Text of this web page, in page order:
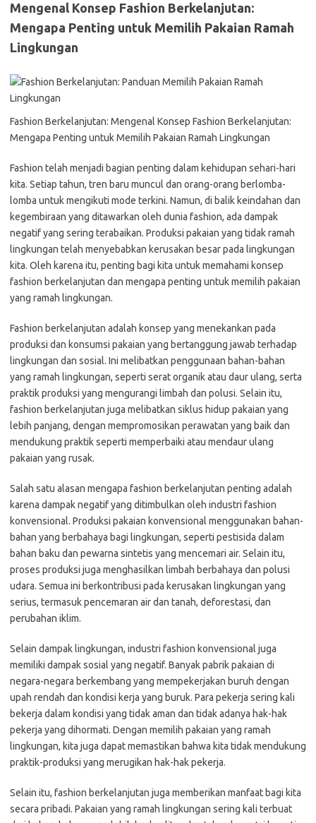
Mengenal Konsep Fashion Berkelanjutan:
Mengapa Penting untuk Memilih Pakaian Ramah
Lingkungan
Fashion Berkelanjutan: Mengenal Konsep Fashion Berkelanjutan:
Mengapa Penting untuk Memilih Pakaian Ramah Lingkungan
Fashion telah menjadi bagian penting dalam kehidupan sehari-hari
kita. Setiap tahun, tren baru muncul dan orang-orang berlomba-
lomba untuk mengikuti mode terkini. Namun, di balik keindahan dan
kegembiraan yang ditawarkan oleh dunia fashion, ada dampak
negatif yang sering terabaikan. Produksi pakaian yang tidak ramah
lingkungan telah menyebabkan kerusakan besar pada lingkungan
kita. Oleh karena itu, penting bagi kita untuk memahami konsep
fashion berkelanjutan dan mengapa penting untuk memilih pakaian
yang ramah lingkungan.
Fashion berkelanjutan adalah konsep yang menekankan pada
produksi dan konsumsi pakaian yang bertanggung jawab terhadap
lingkungan dan sosial. Ini melibatkan penggunaan bahan-bahan
yang ramah lingkungan, seperti serat organik atau daur ulang, serta
praktik produksi yang mengurangi limbah dan polusi. Selain itu,
fashion berkelanjutan juga melibatkan siklus hidup pakaian yang
lebih panjang, dengan mempromosikan perawatan yang baik dan
mendukung praktik seperti memperbaiki atau mendaur ulang
pakaian yang rusak.
Salah satu alasan mengapa fashion berkelanjutan penting adalah
karena dampak negatif yang ditimbulkan oleh industri fashion
konvensional. Produksi pakaian konvensional menggunakan bahan-
bahan yang berbahaya bagi lingkungan, seperti pestisida dalam
bahan baku dan pewarna sintetis yang mencemari air. Selain itu,
proses produksi juga menghasilkan limbah berbahaya dan polusi
udara. Semua ini berkontribusi pada kerusakan lingkungan yang
serius, termasuk pencemaran air dan tanah, deforestasi, dan
perubahan iklim.
Selain dampak lingkungan, industri fashion konvensional juga
memiliki dampak sosial yang negatif. Banyak pabrik pakaian di
negara-negara berkembang yang mempekerjakan buruh dengan
upah rendah dan kondisi kerja yang buruk. Para pekerja sering kali
bekerja dalam kondisi yang tidak aman dan tidak adanya hak-hak
pekerja yang dihormati. Dengan memilih pakaian yang ramah
lingkungan, kita juga dapat memastikan bahwa kita tidak mendukung
praktik-produksi yang merugikan hak-hak pekerja.
Selain itu, fashion berkelanjutan juga memberikan manfaat bagi kita
secara pribadi. Pakaian yang ramah lingkungan sering kali terbuat